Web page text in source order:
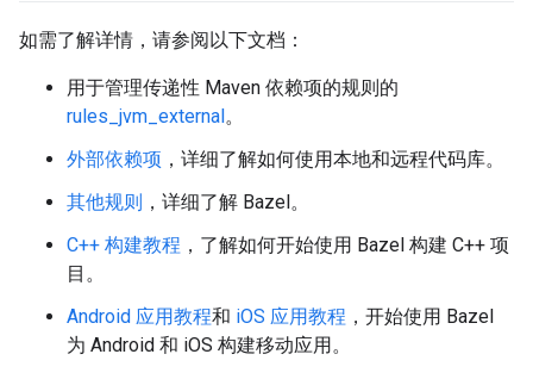
如需了解详情，请参阅以下文档：
用于管理传递性 Maven 依赖项的规则的
rules_jvm_external。
外部依赖项 ，详细了解如何使用本地和远程代码库。
其他规则 ，详细了解 Bazel。
C++ 构建教程 ，了解如何开始使用 Bazel 构建 C++ 项
目。
Android 应用教程和 iOS 应用教程 ，开始使用 Bazel
为 Android 和 iOS 构建移动应用。